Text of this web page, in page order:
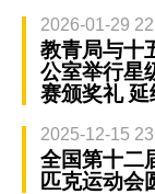
2026-01-29
教青局与十
公室举行星
赛颁奖礼
2025-12-15
全国第十二
匹克运动会